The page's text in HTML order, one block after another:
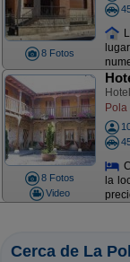
8 Fotos
8 Fotos
Video
Pola
la
Cerca de La